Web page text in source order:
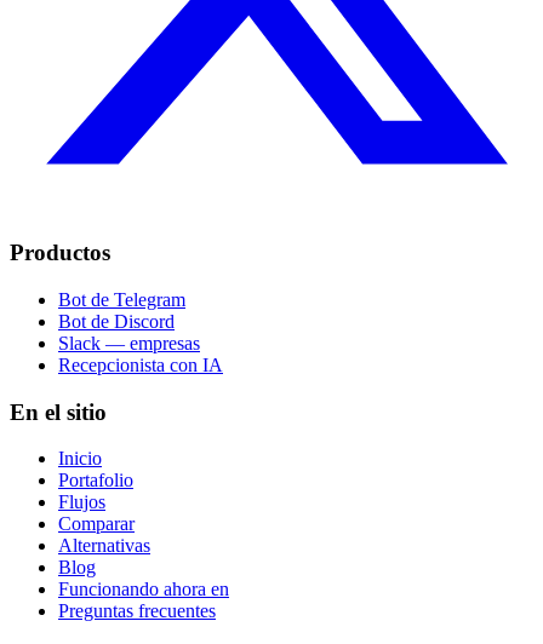
Productos
Bot de Telegram
Bot de Discord
Slack — empresas
Recepcionista con IA
En el sitio
Inicio
Portafolio
Flujos
Comparar
Alternativas
Blog
Funcionando ahora en
Preguntas frecuentes